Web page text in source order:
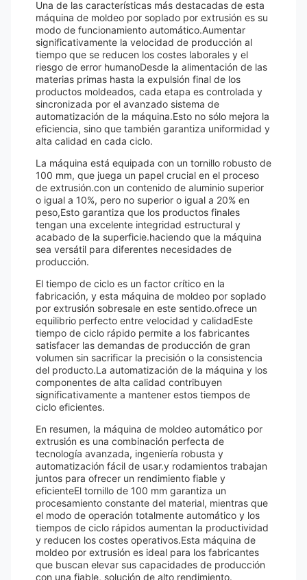
Una de las características más destacadas de esta
máquina de moldeo por soplado por extrusión es su
modo de funcionamiento automático.Aumentar
significativamente la velocidad de producción al
tiempo que se reducen los costes laborales y el
riesgo de error humanoDesde la alimentación de las
materias primas hasta la expulsión final de los
productos moldeados, cada etapa es controlada y
sincronizada por el avanzado sistema de
automatización de la máquina.Esto no sólo mejora la
eficiencia, sino que también garantiza uniformidad y
alta calidad en cada ciclo.
La máquina está equipada con un tornillo robusto de
100 mm, que juega un papel crucial en el proceso
de extrusión.con un contenido de aluminio superior
o igual a 10%, pero no superior o igual a 20% en
peso,Esto garantiza que los productos finales
tengan una excelente integridad estructural y
acabado de la superficie.haciendo que la máquina
sea versátil para diferentes necesidades de
producción.
El tiempo de ciclo es un factor crítico en la
fabricación, y esta máquina de moldeo por soplado
por extrusión sobresale en este sentido.ofrece un
equilibrio perfecto entre velocidad y calidadEste
tiempo de ciclo rápido permite a los fabricantes
satisfacer las demandas de producción de gran
volumen sin sacrificar la precisión o la consistencia
del producto.La automatización de la máquina y los
componentes de alta calidad contribuyen
significativamente a mantener estos tiempos de
ciclo eficientes.
En resumen, la máquina de moldeo automático por
extrusión es una combinación perfecta de
tecnología avanzada, ingeniería robusta y
automatización fácil de usar.y rodamientos trabajan
juntos para ofrecer un rendimiento fiable y
eficienteEl tornillo de 100 mm garantiza un
procesamiento constante del material, mientras que
el modo de operación totalmente automático y los
tiempos de ciclo rápidos aumentan la productividad
y reducen los costes operativos.Esta máquina de
moldeo por extrusión es ideal para los fabricantes
que buscan elevar sus capacidades de producción
con una fiable, solución de alto rendimiento.